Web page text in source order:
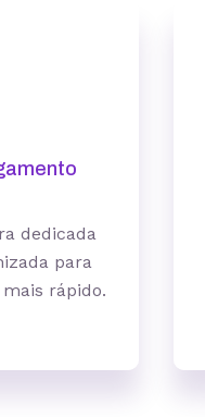
dedicada
para
rápido.